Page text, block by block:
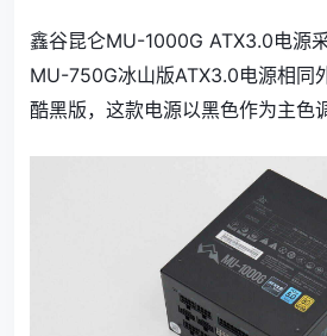
鑫谷昆仑MU-1000G ATX3.0电源
MU-750G冰山版ATX3.0电源相同
酷黑版，这款电源以黑色作为主色调